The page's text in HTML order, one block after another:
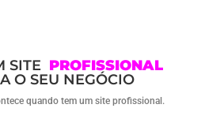
SITE PROFISSIONAL
O SEU NEGÓCIO
quando tem um site profissional.